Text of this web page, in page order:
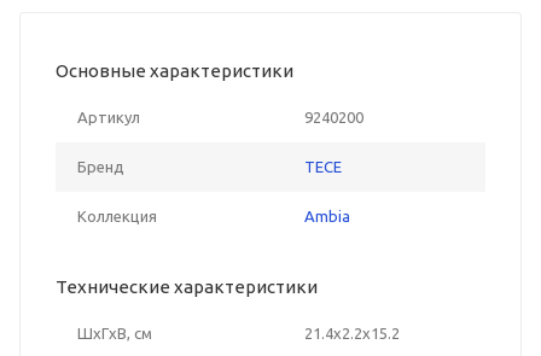
Основные характеристики
Артикул 9240200
Бренд TECE
Коллекция Ambia
Технические характеристики
ШxГxВ, см 21.4x2.2x15.2